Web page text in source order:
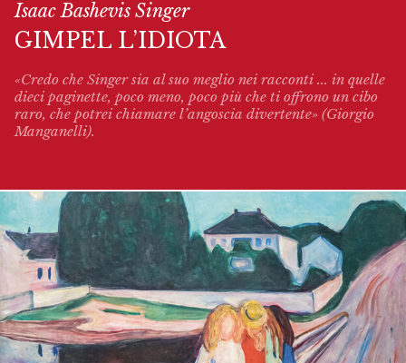
Isaac Bashevis Singer
GIMPEL L’IDIOTA
«Credo che Singer sia al suo meglio nei racconti ... in quelle
dieci paginette, poco meno, poco più che ti offrono un cibo
raro, che potrei chiamare l’angoscia divertente» (Giorgio
Manganelli).